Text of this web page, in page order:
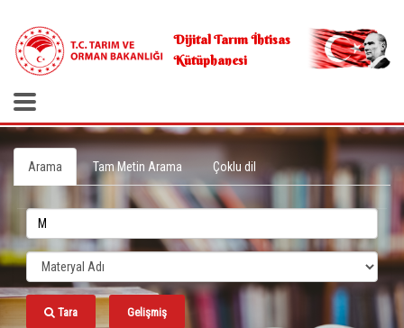
Dijital Tarım İhtisas
Kütüphanesi
Arama Tam Metin Arama Çoklu dil
Tara Gelişmiş